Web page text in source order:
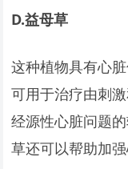
D.益母草
这种植物具有心
可用于治疗由刺
经源性心脏问题
草还可以帮助加